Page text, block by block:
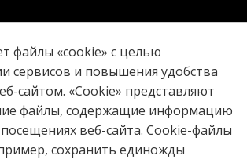
файлы «cookie» с целью
сервисов и повышения удобства
сайтом. «Cookie» представляют
файлы, содержащие информацию
веб-сайта. Cookie-файлы
сохранить единожды